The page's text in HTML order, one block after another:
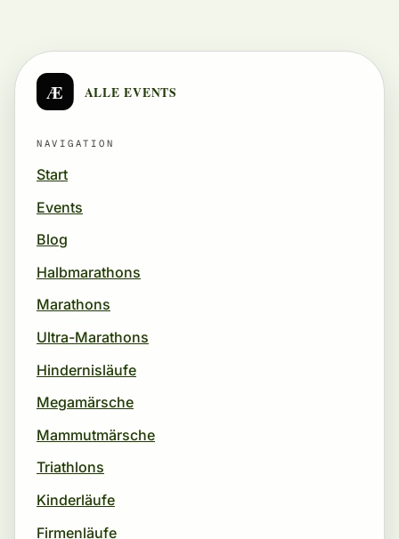
Æ ALLE EVENTS
NAVIGATION
Start
Events
Blog
Halbmarathons
Marathons
Ultra-Marathons
Hindernisläufe
Megamärsche
Mammutmärsche
Triathlons
Kinderläufe
Firmenläufe